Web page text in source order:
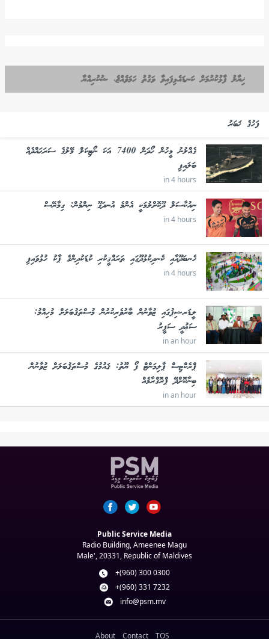
ޚިޔާލު ފާޅުކުރުމަށް ކަނޑައެޅިފައިވާ ވަގުތު ހަމަވެއްޖެ، ޝުކުރިއްޔާ
ފަހުގެ ޚަބަރު
ގެއްލުނު މީހުން ހޯދަން 7400 އަކަ ނޯޓިކަލް މޭލުގެ ސަރަޙައްދެއް
ބަލައިފި
in 4 hours
ނިއުކާސަލް ދޫކޮށްލުމަކީ އެންމެ އުނދަގޫ ނިންމުން: ގިމާރޭސް
in 4 hours
ހެނބަދޫއާއި ކެނދިކުޅުދޫގައި ތަރައްޤީކުރި ކުޑަކުދިންގެ ޕާކު ހުޅުވައިފި
in 4 hours
ލީޑަރޝިޕުގައި ޒުވާނުން ބާރުވެރިކުރުން މުސްތަޤުބަލަށް މުހިއްމު:
ސަޢުދީ ސަފީރު
in an hour
ޕްރެކްޓިސް ޕާލިމަންޓް ފޯ ޔޫތު: ޤައުމުގެ މުސްތަޤުބަލަށް ޒުވާނުން
ބިނާކޮށްދޭ ޕްރޮގްރާމެއް
in an hour
Public Service Media
Radio Building, Ameenee Magu
Male', 20331, Republic of Maldives
+(960) 300 0300
+(960) 331 7232
info@psm.mv
About Contact TOS